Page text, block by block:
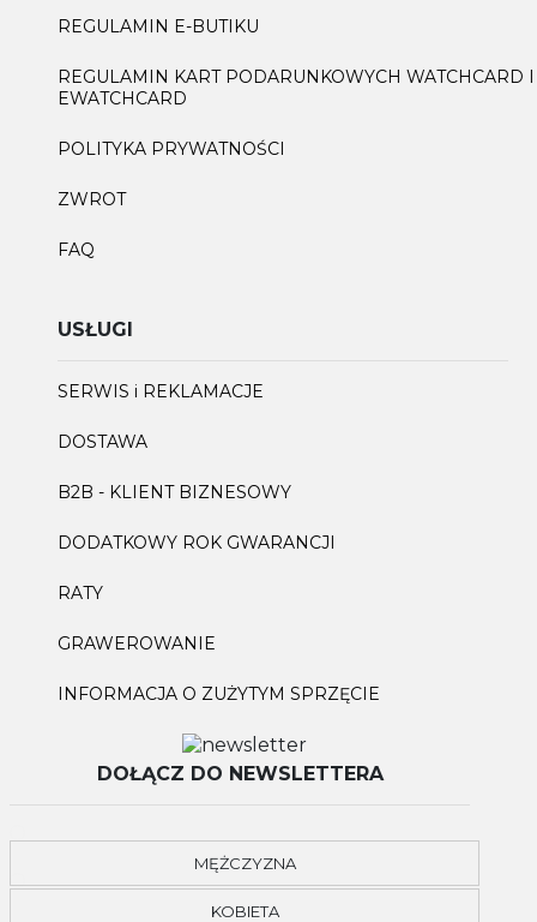
REGULAMIN E-BUTIKU
REGULAMIN KART PODARUNKOWYCH WATCHCARD I
EWATCHCARD
POLITYKA PRYWATNOŚCI
ZWROT
FAQ
USŁUGI
SERWIS i REKLAMACJE
DOSTAWA
B2B - KLIENT BIZNESOWY
DODATKOWY ROK GWARANCJI
RATY
GRAWEROWANIE
INFORMACJA O ZUŻYTYM SPRZĘCIE
DOŁĄCZ DO NEWSLETTERA
MĘŻCZYZNA
KOBIETA